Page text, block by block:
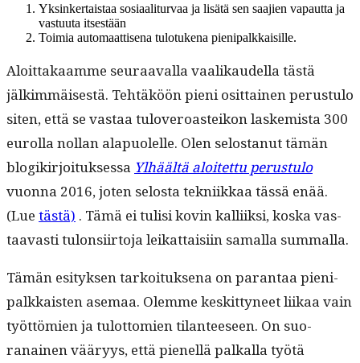
Yksinker­tais­taa sosi­aal­i­tur­vaa ja lisätä sen saa­jien vapaut­ta ja
vas­tu­u­ta itsestään
Toimia automaat­tise­na tulo­tuke­na pienipalkkaisille.
Aloit­takaamme seu­raaval­la vaa­likaudel­la tästä
jälkim­mäis­es­tä. Tehtäköön pieni osit­tainen perus­tu­lo
siten, että se vas­taa tuloveroast­eikon laskemista 300
eurol­la nol­lan ala­puolelle. Olen selostanut tämän
blogikir­joituk­ses­sa Ylhäältä aloitet­tu perus­tu­lo
vuon­na 2016, joten selosta tekni­ikkaa tässä enää.
(Lue tästä) . Tämä ei tulisi kovin kalli­ik­si, kos­ka vas­
taavasti tulon­si­ir­to­ja leikat­taisi­in samal­la summalla.
Tämän esi­tyk­sen tarkoituk­se­na on paran­taa pieni­
palkkaisten ase­maa. Olemme keskit­tyneet liikaa vain
työt­tömien ja tulot­tomien tilanteeseen. On suo­
ranainen vääryys, että pienel­lä pal­ka­lla työtä